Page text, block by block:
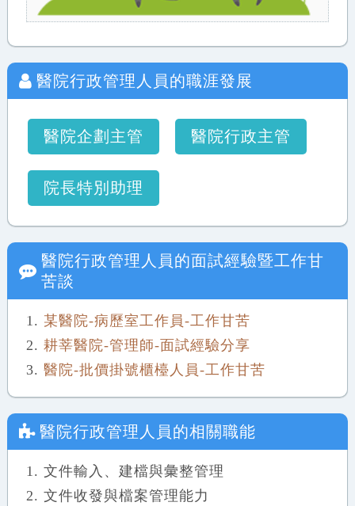
醫院行政管理人員 的職涯發展
醫院企劃主管 醫院行政主管
院長特別助理
醫院行政管理人員 的面試經驗暨工作甘
苦談
某醫院-病歷室工作員-工作甘苦
耕莘醫院-管理師-面試經驗分享
醫院-批價掛號櫃檯人員-工作甘苦
醫院行政管理人員 的相關職能
文件輸入、建檔與彙整管理
文件收發與檔案管理能力